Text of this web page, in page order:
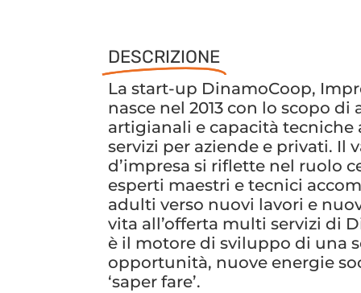
DESCRIZIONE
La start-up DinamoCoop,
nasce nel 2013 con lo scopo
artigianali e capacità tecniche
servizi per aziende e privati. Il
d’impresa si riflette nel ruolo
esperti maestri e tecnici
adulti verso nuovi lavori e
vita all’offerta multi servizi di
è il motore di sviluppo di una
opportunità, nuove energie
‘saper fare’.